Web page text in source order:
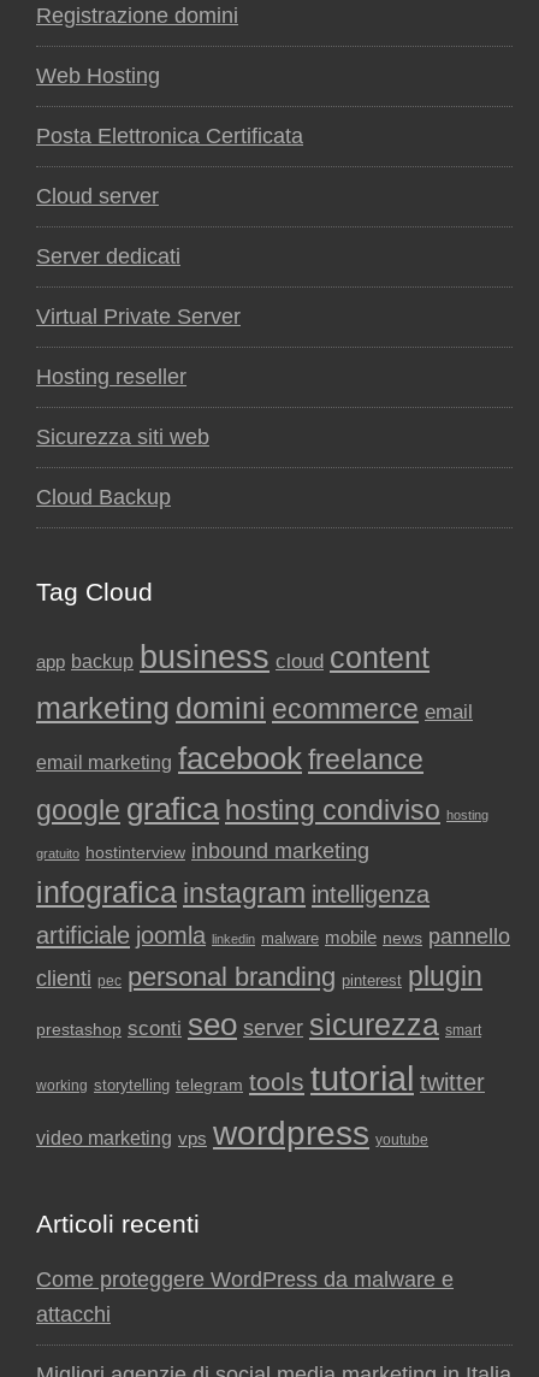
Registrazione domini
Web Hosting
Posta Elettronica Certificata
Cloud server
Server dedicati
Virtual Private Server
Hosting reseller
Sicurezza siti web
Cloud Backup
Tag Cloud
app backup business cloud content
marketing domini ecommerce email
email marketing facebookfreelance
google grafica hosting condiviso hosting
gratuito hostinterview inbound marketing
infografica instagram intelligenza
artificiale joomla linkedin malware mobile news pannello
clienti pec personal branding pinterest plugin
prestashop sconti seo server sicurezza smart
working storytelling telegram tools tutorial twitter
video marketing vps wordpress youtube
Articoli recenti
Come proteggere WordPress da malware e
attacchi